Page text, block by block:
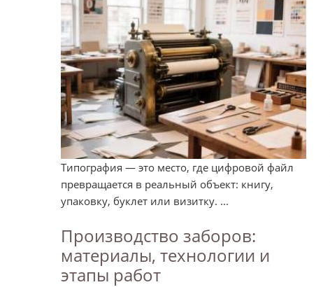
Типография — это место, где цифровой файл
превращается в реальный объект: книгу,
упаковку, буклет или визитку. ...
Производство заборов:
материалы, технологии и
этапы работ